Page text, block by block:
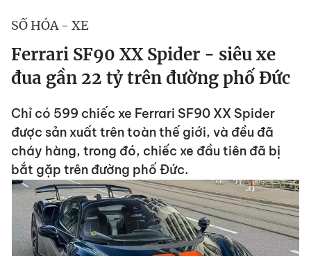
SỐ HÓA - XE
Ferrari SF90 XX Spider - siêu xe
đua gần 22 tỷ trên đường phố Đức
Chỉ có 599 chiếc xe Ferrari SF90 XX Spider
được sản xuất trên toàn thế giới, và đều đã
cháy hàng, trong đó, chiếc xe đầu tiên đã bị
bắt gặp trên đường phố Đức.